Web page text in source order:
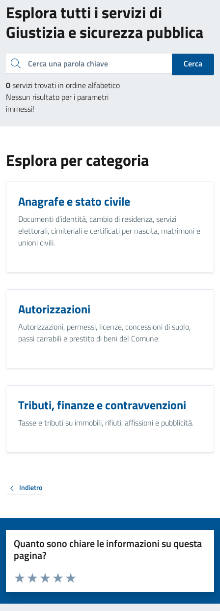
Esplora tutti i servizi di
Giustizia e sicurezza pubblica
Cerca una parola chiave
Cerca
0servizi trovati in ordine alfabetico
Nessun risultato per i parametri
immessi!
Esplora per categoria
Anagrafe e stato civile
Documenti d’identità, cambio di residenza, servizi
elettorali, cimiteriali e certificati per nascita, matrimoni e
unioni civili.
Autorizzazioni
Autorizzazioni, permessi, licenze, concessioni di suolo,
passi carrabili e prestito di beni del Comune.
Tributi, finanze e contravvenzioni
Tasse e tributi su immobili, rifiuti, affissioni e pubblicità.
Indietro
Quanto sono chiare le informazioni su questa
pagina?
Valuta da 1 a 5 stelle la pagina
Valuta 5 stelle su 5
Valuta 4 stelle su 5
Valuta 3 stelle su 5
Valuta 2 stelle su 5
Valuta 1 stelle su 5